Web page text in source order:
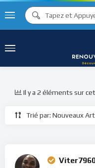
Trié par: Nouveaux
Il y a 2 éléments sur